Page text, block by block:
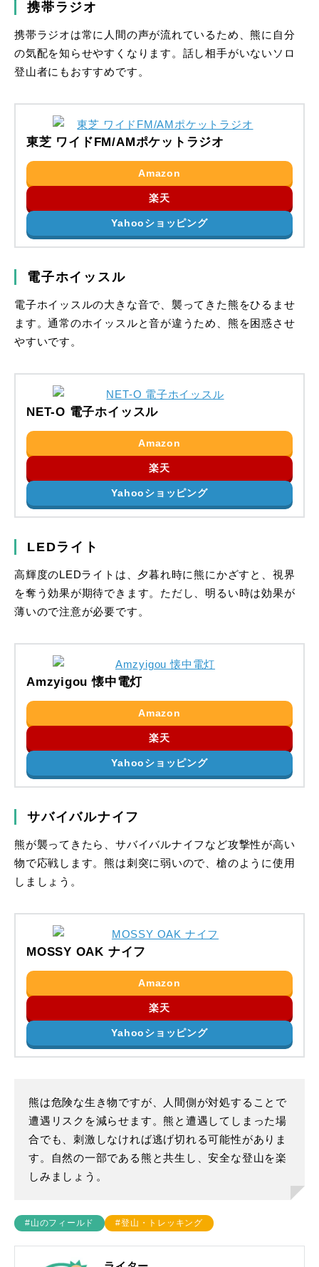
携帯ラジオ
携帯ラジオは常に人間の声が流れているため、熊に自分
の気配を知らせやすくなります。話し相手がいないソロ
登山者にもおすすめです。
東芝 ワイドFM/AMポケットラジオ
Amazon
楽天
Yahooショッピング
電子ホイッスル
電子ホイッスルの大きな音で、襲ってきた熊をひるませ
ます。通常のホイッスルと音が違うため、熊を困惑させ
やすいです。
NET-O 電子ホイッスル
Amazon
楽天
Yahooショッピング
LEDライト
高輝度のLEDライトは、夕暮れ時に熊にかざすと、視界
を奪う効果が期待できます。ただし、明るい時は効果が
薄いので注意が必要です。
Amzyigou 懐中電灯
Amazon
楽天
Yahooショッピング
サバイバルナイフ
熊が襲ってきたら、サバイバルナイフなど攻撃性が高い
物で応戦します。熊は刺突に弱いので、槍のように使用
しましょう。
MOSSY OAK ナイフ
Amazon
楽天
Yahooショッピング
熊は危険な生き物ですが、人間側が対処することで
遭遇リスクを減らせます。熊と遭遇してしまった場
合でも、刺激しなければ逃げ切れる可能性がありま
す。自然の一部である熊と共生し、安全な登山を楽
しみましょう。
#山のフィールド #登山・トレッキング